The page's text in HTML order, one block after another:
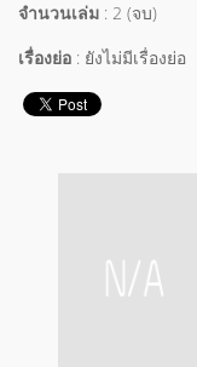
จำนวนเล่ม : 2 (จบ)
เรื่องย่อ : ยังไม่มีเรื่องย่อ